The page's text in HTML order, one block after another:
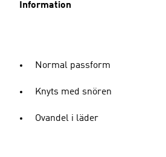
Information
Normal passform
Knyts med snören
Ovandel i läder